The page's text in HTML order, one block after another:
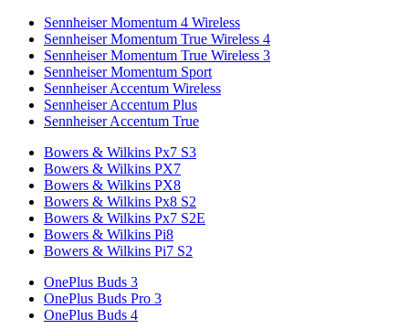
Sennheiser Momentum 4 Wireless
Sennheiser Momentum True Wireless 4
Sennheiser Momentum True Wireless 3
Sennheiser Momentum Sport
Sennheiser Accentum Wireless
Sennheiser Accentum Plus
Sennheiser Accentum True
Bowers & Wilkins Px7 S3
Bowers & Wilkins PX7
Bowers & Wilkins PX8
Bowers & Wilkins Px8 S2
Bowers & Wilkins Px7 S2E
Bowers & Wilkins Pi8
Bowers & Wilkins Pi7 S2
OnePlus Buds 3
OnePlus Buds Pro 3
OnePlus Buds 4